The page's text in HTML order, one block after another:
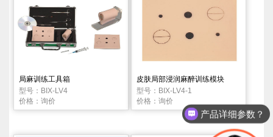
局麻训练工具箱
型号：BIX-LV4
价格：询价
皮肤局部浸润麻醉训练模块
型号：BIX-LV4-1
价格：询价
产品详细参数？